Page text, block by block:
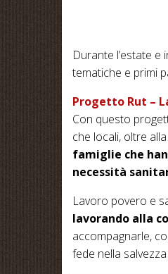
Durante l’estate
tematiche e primi
Progetto Rut –
Con questo
che locali, oltre
famiglie che
necessità
Lavoro povero e
lavorando alla
accompagnarle,
fede nella